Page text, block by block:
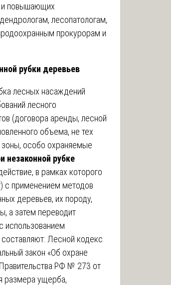
и повышающих
лесопатологам,
прокурорам и
рубки деревьев
лесных насаждений
лесного
(договора аренды, лесной
объема, не тех
особо охраняемые
незаконной рубке
в рамках которого
с применением методов
деревьев, их породу,
а затем переводит
использованием
Лесной кодекс
закон «Об охране
РФ № 273 от
размера ущерба,